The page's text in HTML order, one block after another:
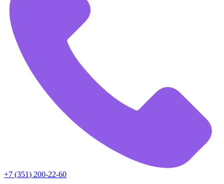
+7 (351) 200-22-60